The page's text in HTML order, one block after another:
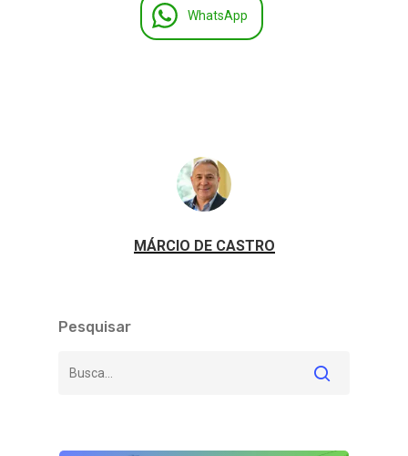
WhatsApp
MÁRCIO DE CASTRO
Pesquisar